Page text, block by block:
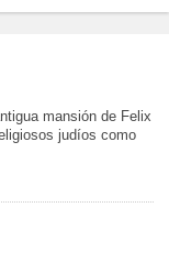
mansión de Felix
judíos como